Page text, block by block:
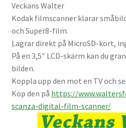
Väskor
Objektiv Canon
Objektiv Nikon
Objektiv övriga
Objektivlock
Veckans Walter
Kodak filmscanner klarar
och Super8-film.
Lagrar direkt på MicroSD-kort,
På en 3,5″ LCD-skärm kan du
bilden.
Koppla upp den mot en TV och
Köp den på https://
scanza-digital-film-scanner/